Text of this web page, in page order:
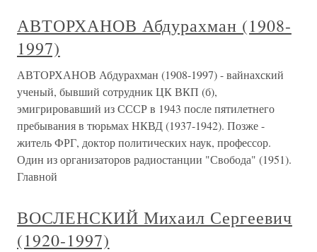
АВТОРХАНОВ Абдурахман (1908-
1997)
АВТОРХАНОВ Абдурахман (1908-1997) - вайнахский
ученый, бывший сотрудник ЦК ВКП (б),
эмигрировавший из СССР в 1943 после пятилетнего
пребывания в тюрьмах НКВД (1937-1942). Позже -
житель ФРГ, доктор политических наук, профессор.
Один из организаторов радиостанции "Свобода" (1951).
Главной
ВОСЛЕНСКИЙ Михаил Сергеевич
(1920-1997)